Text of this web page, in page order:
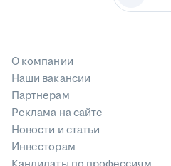
О компании
Наши вакансии
Партнерам
Реклама на сайте
Новости и статьи
Инвесторам